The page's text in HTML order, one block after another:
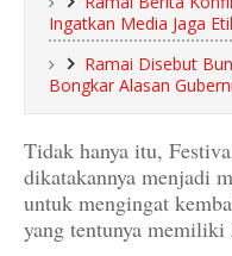
Ingatkan Media Jaga
Ramai Disebut
Bongkar Alasan
Tidak hanya itu,
dikatakannya menjadi
untuk mengingat
yang tentunya